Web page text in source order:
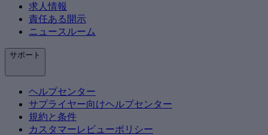
求人情報
責任ある開示
ニュースルーム
サポート
ヘルプセンター
サプライヤー向けヘルプセンター
規約と条件
カスタマーレビューポリシー